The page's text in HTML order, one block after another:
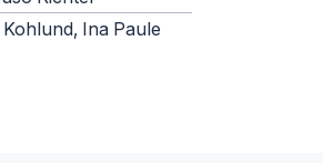
Ina Paule